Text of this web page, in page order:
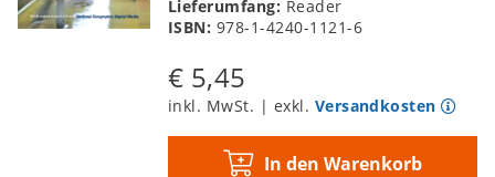
Lieferumfang: Reader
ISBN: 978-1-4240-1121-6
€ 5,45
inkl. MwSt. | exkl. Versandkosten
In den Warenkorb